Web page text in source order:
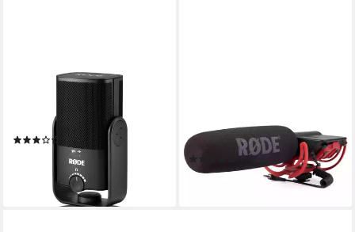
RODE MICROPHONES
Mikrofon Rode Microphones
NT-USB Mini, Mikrofon
(2)
ab 117,90 €
lieferbar - in 3-4 Werktagen bei dir
Rycote Kameramikrofon
Richtmikrofon
(2)
135,90 €
lieferbar - in 5-6 Werktagen bei dir